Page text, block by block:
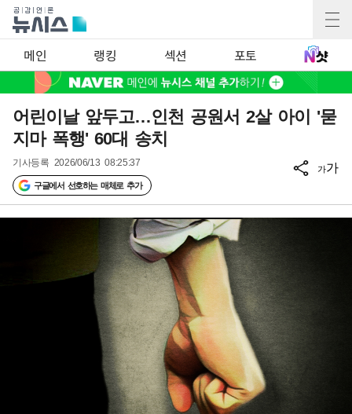
메인 랭킹 섹션 포토
어린이날 앞두고…인천 공원서 2살 아이 '묻
지마 폭행' 60대 송치
기사등록 2026/06/13 08:25:37
구글에서 선호하는 매체로 추가
가가